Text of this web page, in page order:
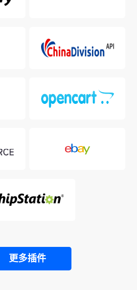
更多插件